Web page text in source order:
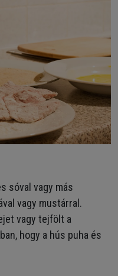
sóval vagy más
vagy mustárral.
vagy tejfölt a
hogy a hús puha és